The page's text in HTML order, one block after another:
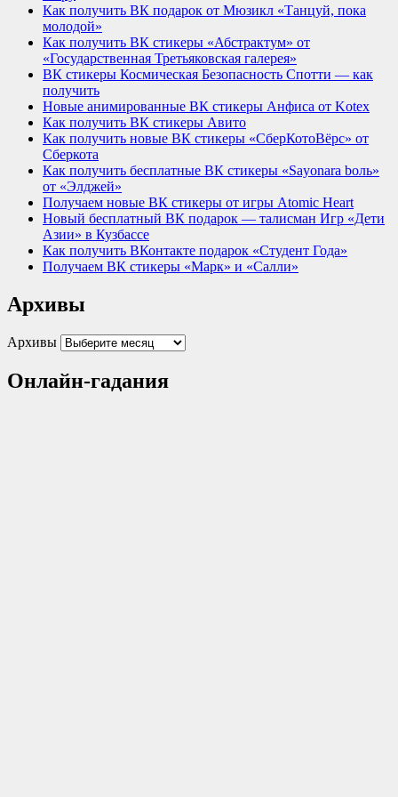
Как получить ВК подарок от Мюзикл «Танцуй, пока
молодой»
Как получить ВК стикеры «Абстрактум» от
«Государственная Третьяковская галерея»
ВК стикеры Космическая Безопасность Спотти — как
получить
Новые анимированные ВК стикеры Анфиса от Kotex
Как получить ВК стикеры Авито
Как получить новые ВК стикеры «СберКотоВёрс» от
Сберкота
Как получить бесплатные ВК стикеры «Sayonara bоль»
от «Элджей»
Получаем новые ВК стикеры от игры Atomic Heart
Новый бесплатный ВК подарок — талисман Игр «Дети
Азии» в Кузбассе
Как получить ВКонтакте подарок «Студент Года»
Получаем ВК стикеры «Марк» и «Салли»
Архивы
Архивы
Онлайн-гадания